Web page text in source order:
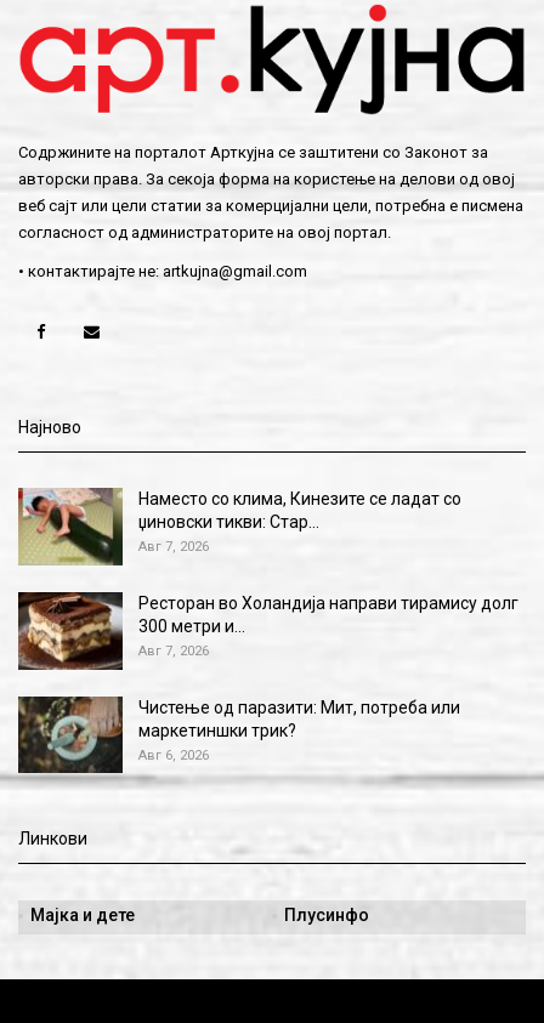
Содржините на порталот Арткујна се заштитени со Законот за
авторски права. За секоја форма на користење на делови од овој
веб сајт или цели статии за комерцијални цели, потребна е писмена
согласност од администраторите на овој портал.
• контактирајте не: artkujna@gmail.com
Најново
Наместо со клима, Кинезите се ладат со
џиновски тикви: Стар…
Авг 7, 2026
Ресторан во Холандија направи тирамису долг
300 метри и…
Авг 7, 2026
Чистење од паразити: Мит, потреба или
маркетиншки трик?
Авг 6, 2026
Линкови
Мајка и дете Плусинфо